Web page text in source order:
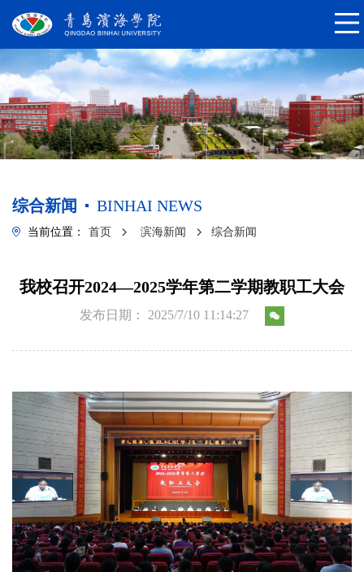
综合新闻 BINHAI NEWS
当前位置： 首页 滨海新闻 综合新闻
我校召开2024—2025学年第二学期教职工大会
发布日期： 2025/7/10 11:14:27